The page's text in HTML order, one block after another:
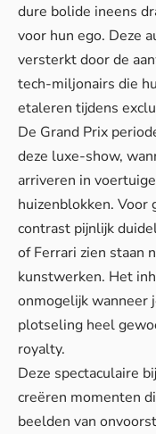
dure bolide ineens
voor hun ego. Deze
versterkt door de
tech-miljonairs die
etaleren tijdens
De Grand Prix
deze luxe-show,
arriveren in
huizenblokken.
contrast pijnlijk
of Ferrari zien staan
kunstwerken. Het
onmogelijk wanneer
plotseling heel
royalty.
Deze spectaculaire
creëren momenten
beelden van